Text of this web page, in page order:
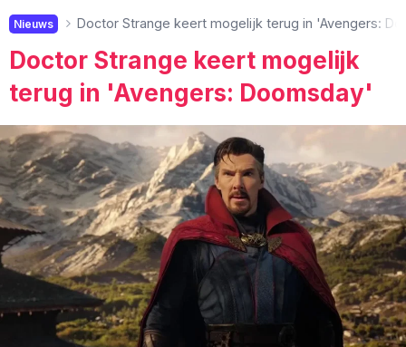
Nieuws Doctor Strange keert mogelijk terug in 'Avengers:
Doctor Strange keert mogelijk
terug in 'Avengers: Doomsday'